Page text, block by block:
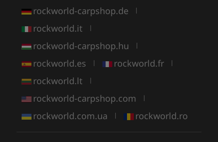
rockworld-carpshop.de |
rockworld.it |
rockworld-carpshop.hu |
rockworld.es | rockworld.fr |
rockworld.lt |
rockworld-carpshop.com |
rockworld.com.ua | rockworld.ro